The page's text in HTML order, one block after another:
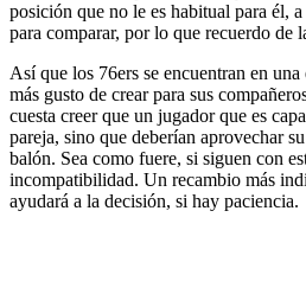
posición que no le es habitual para él,
para comparar, por lo que recuerdo de
Así que los 76ers se encuentran en
más gusto de crear para sus
cuesta creer que un jugador que es
pareja, sino que deberían aprovechar
balón. Sea como fuere, si siguen con
incompatibilidad. Un recambio más
ayudará a la decisión, si hay paciencia.